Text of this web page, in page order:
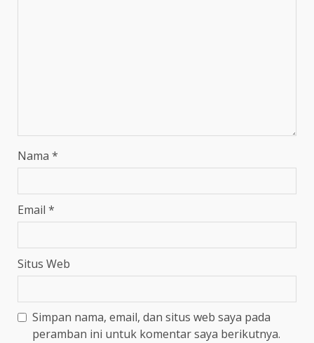
Nama *
Email *
Situs Web
Simpan nama, email, dan situs web saya pada
peramban ini untuk komentar saya berikutnya.